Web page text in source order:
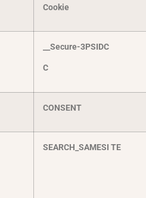
Cookie
__Secure-3PSIDC
C
CONSENT
SEARCH_SAMESI TE